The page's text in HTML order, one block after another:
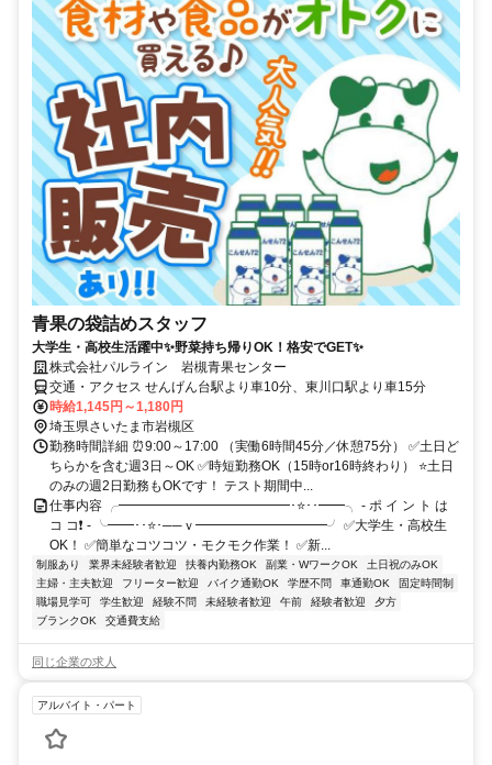
青果の袋詰めスタッフ
大学生・高校生活躍中✨野菜持ち帰りOK！格安でGET✨
株式会社パルライン 岩槻青果センター
交通・アクセス せんげん台駅より車10分、東川口駅より車15分
時給1,145円～1,180円
埼玉県さいたま市岩槻区
勤務時間詳細 ⏰9:00～17:00 （実働6時間45分／休憩75分） ✅土日ど
ちらかを含む週3日～OK ✅時短勤務OK（15時or16時終わり） ⭐土日
のみの週2日勤務もOKです！ テスト期間中...
仕事内容 ╭━━━━━━━━━━━━━･⭐･･━━╮ - ポ イ ン ト は
コ コ❗ - ╰━━･･⭐･──ｖ━━━━━━━━━━╯ ✅大学生・高校生
OK！ ✅簡単なコツコツ・モクモク作業！ ✅新...
制服あり 業界未経験者歓迎 扶養内勤務OK 副業・WワークOK
土日祝のみOK
主婦・主夫歓迎
フリーター歓迎 バイク通勤OK 学歴不問 車通勤OK
固定時間制
職場見学可
学生歓迎 経験不問 未経験者歓迎 午前 経験者歓迎
夕方
ブランクOK
交通費支給
同じ企業の求人
アルバイト・パート